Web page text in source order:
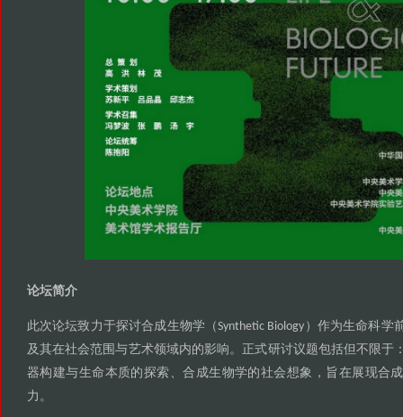
论坛简介
此次论坛致力于探讨合成生物学 （Synthetic Biology） 作为生命科学
及其在社会范围与艺术领域内的影响。正式研讨议题包括但不限于
器构建与生命本质的探索 、合成生物学的社会想象 ， 旨在展现合
力 。